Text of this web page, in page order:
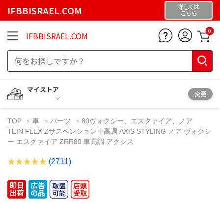
IFBBISRAEL.COM 詳しくは
こちら
IFBBISRAEL.COM 0
マイストア
変更
TOP 車 パーツ
80ヴォクシー、エスクァイア、ノア
TEIN FLEX Zサスペンション車高調 AXIS STYLING ノア ヴォクシ
ー エスクァイア ZRR80 車高調 アクシス
(2711)